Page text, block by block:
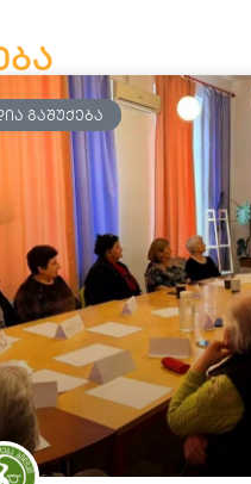
ᲒᲐᲨᲣᲥᲔᲑᲐ